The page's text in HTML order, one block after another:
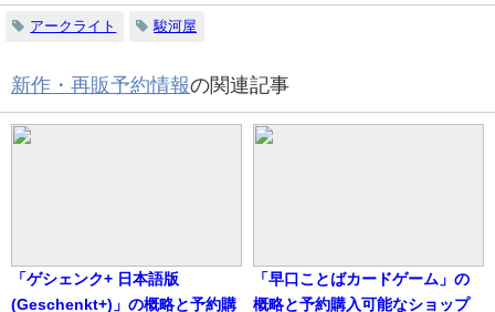
アークライト 駿河屋
新作・再販予約情報の関連記事
「ゲシェンク+ 日本語版
(Geschenkt+)」の概略と予約購
「早口ことばカードゲーム」の
概略と予約購入可能なショップ